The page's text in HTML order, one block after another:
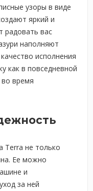
узоры в виде
яркий и
радовать вас
наполняют
исполнения
как в повседневной
время
Terra не только
Ее можно
и
за ней